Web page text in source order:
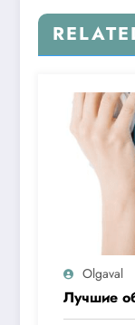
Olgaval
Лучшие